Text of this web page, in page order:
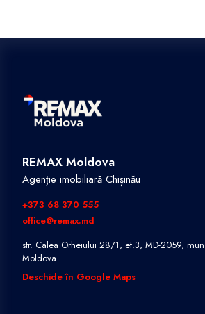
REMAX Moldova
Agenție imobiliară Chișinău
+373 68 370 555
office@remax.md
str. Calea Orheiului 28/1, et.3, MD-2059,
Moldova
Deschide în Google Maps